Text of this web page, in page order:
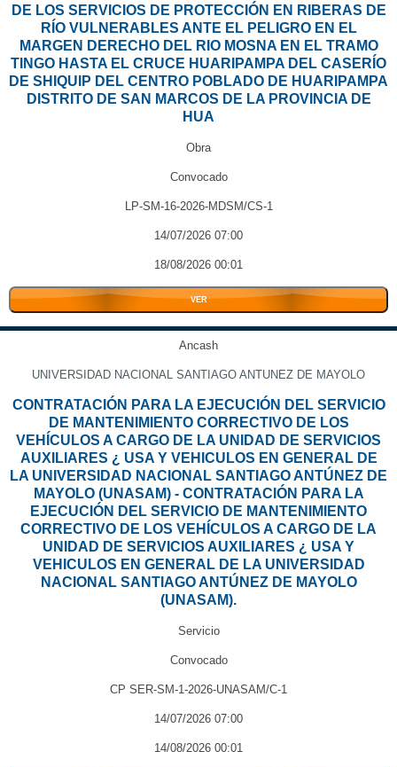
DE LOS SERVICIOS DE PROTECCIÓN EN RIBERAS DE
RÍO VULNERABLES ANTE EL PELIGRO EN EL
MARGEN DERECHO DEL RIO MOSNA EN EL TRAMO
TINGO HASTA EL CRUCE HUARIPAMPA DEL CASERÍO
DE SHIQUIP DEL CENTRO POBLADO DE HUARIPAMPA
DISTRITO DE SAN MARCOS DE LA PROVINCIA DE
HUA
Obra
Convocado
LP-SM-16-2026-MDSM/CS-1
14/07/2026 07:00
18/08/2026 00:01
VER
Ancash
UNIVERSIDAD NACIONAL SANTIAGO ANTUNEZ DE MAYOLO
CONTRATACIÓN PARA LA EJECUCIÓN DEL SERVICIO
DE MANTENIMIENTO CORRECTIVO DE LOS
VEHÍCULOS A CARGO DE LA UNIDAD DE SERVICIOS
AUXILIARES ¿ USA Y VEHICULOS EN GENERAL DE
LA UNIVERSIDAD NACIONAL SANTIAGO ANTÚNEZ DE
MAYOLO (UNASAM) - CONTRATACIÓN PARA LA
EJECUCIÓN DEL SERVICIO DE MANTENIMIENTO
CORRECTIVO DE LOS VEHÍCULOS A CARGO DE LA
UNIDAD DE SERVICIOS AUXILIARES ¿ USA Y
VEHICULOS EN GENERAL DE LA UNIVERSIDAD
NACIONAL SANTIAGO ANTÚNEZ DE MAYOLO
(UNASAM).
Servicio
Convocado
CP SER-SM-1-2026-UNASAM/C-1
14/07/2026 07:00
14/08/2026 00:01